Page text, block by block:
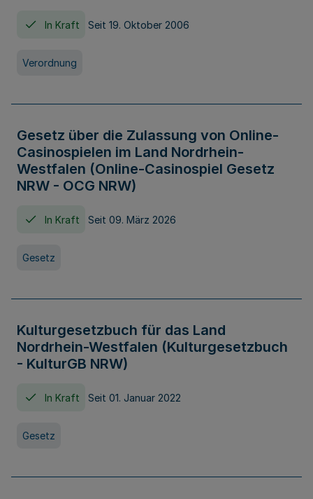
In Kraft Seit 19. Oktober 2006
Verordnung
Gesetz über die Zulassung von Online-
Casinospielen im Land Nordrhein-
Westfalen (Online-Casinospiel Gesetz
NRW - OCG NRW)
In Kraft Seit 09. März 2026
Gesetz
Kulturgesetzbuch für das Land
Nordrhein-Westfalen (Kulturgesetzbuch
- KulturGB NRW)
In Kraft Seit 01. Januar 2022
Gesetz